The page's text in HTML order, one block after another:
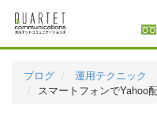
料金表
ブログ
運用テクニック
スマートフォンでYahoo